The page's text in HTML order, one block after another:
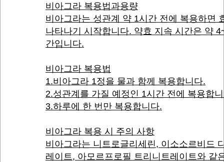
비아그라 복용법과용량
비아그라는 성관계 약 1시간 전에 복용하면
나타나기 시작합니다. 약효 지속 시간은 약
간입니다.
비아그라 복용법
1.비아그라 1정을 물과 함께 복용합니다.
2.성관계를 가질 예정인 1시간 전에 복용합
3.하루에 한 번만 복용합니다.
비아그라 복용 시 주의 사항
비아그라는 니트로글리세린, 이소소르비드
레이트, 아모르프로필 트리니트레이트와 같